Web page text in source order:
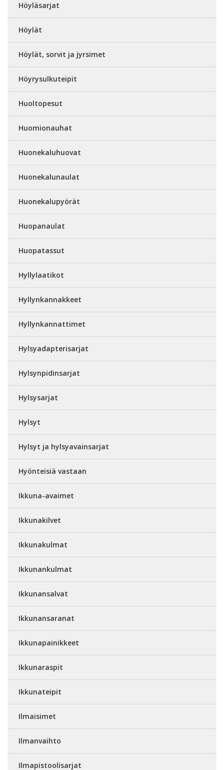
Höyläsarjat
Höylät
Höylät, sorvit ja jyrsimet
Höyrysulkuteipit
Huoltopesut
Huomionauhat
Huonekaluhuovat
Huonekalunaulat
Huonekalupyörät
Huopanaulat
Huopatassut
Hyllylaatikot
Hyllynkannakkeet
Hyllynkannattimet
Hylsyadapterisarjat
Hylsynpidinsarjat
Hylsysarjat
Hylsyt
Hylsyt ja hylsyavainsarjat
Hyönteisiä vastaan
Ikkuna-avaimet
Ikkunakilvet
Ikkunakulmat
Ikkunankulmat
Ikkunansalvat
Ikkunansaranat
Ikkunapainikkeet
Ikkunaraspit
Ikkunateipit
Ilmaisimet
Ilmanvaihto
Ilmapistoolisarjat